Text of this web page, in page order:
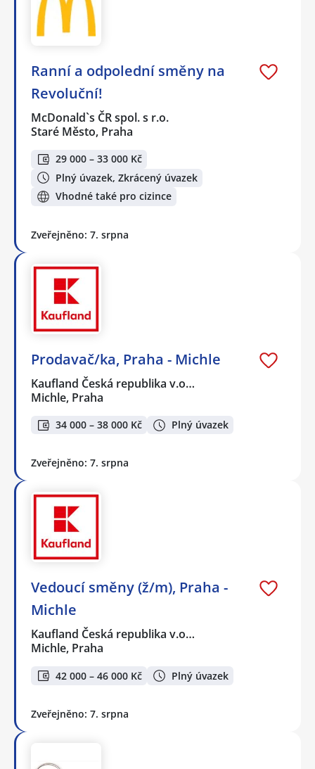
Ranní a odpolední směny na
Revoluční!
McDonald`s ČR spol. s r.o.
Staré Město, Praha
29 000 – 33 000 Kč
Plný úvazek, Zkrácený úvazek
Vhodné také pro cizince
Zveřejněno: 7. srpna
Prodavač/ka, Praha - Michle
Kaufland Česká republika v.o…
Michle, Praha
34 000 – 38 000 Kč Plný úvazek
Zveřejněno: 7. srpna
Vedoucí směny (ž/m), Praha -
Michle
Kaufland Česká republika v.o…
Michle, Praha
42 000 – 46 000 Kč Plný úvazek
Zveřejněno: 7. srpna